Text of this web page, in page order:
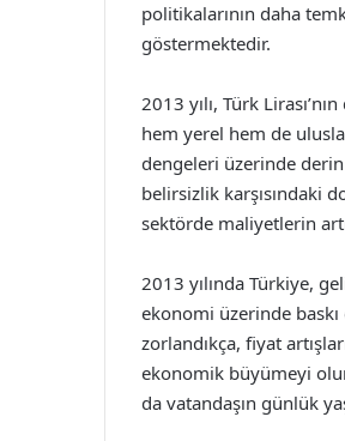
politikalarının daha
göstermektedir.
2013 yılı, Türk
hem yerel hem de
dengeleri üzerinde derin
belirsizlik karşısındaki
sektörde maliyetlerin
2013 yılında Türkiye,
ekonomi üzerinde
zorlandıkça, fiyat
ekonomik büyümeyi
da vatandaşın günlük